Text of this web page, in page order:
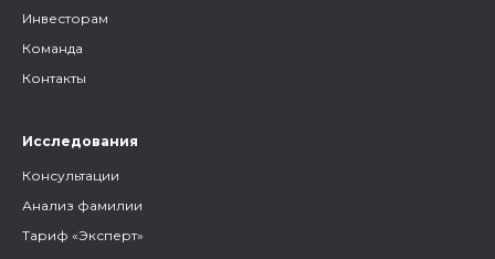
Инвесторам
Команда
Контакты
Исследования
Консультации
Анализ фамилии
Тариф «Эксперт»